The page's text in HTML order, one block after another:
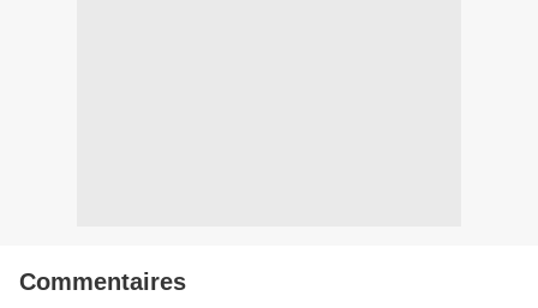
Commentaires